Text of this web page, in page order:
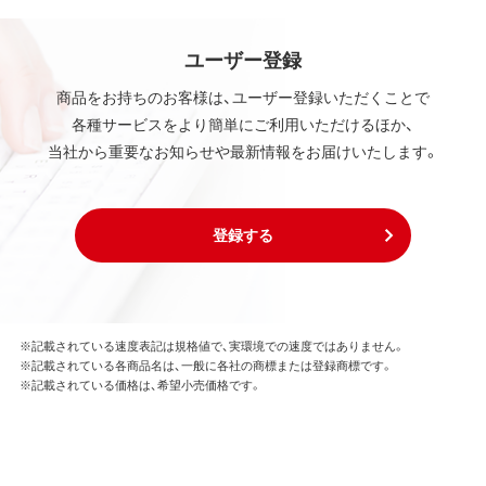
ユーザー登録
商品をお持ちのお客様は、ユーザー登録いただくことで
各種サービスをより簡単にご利用いただけるほか、
当社から重要なお知らせや最新情報をお届けいたします。
登録する
※記載されている速度表記は規格値で、実環境での速度ではありません。
※記載されている各商品名は、一般に各社の商標または登録商標です。
※記載されている価格は、希望小売価格です。